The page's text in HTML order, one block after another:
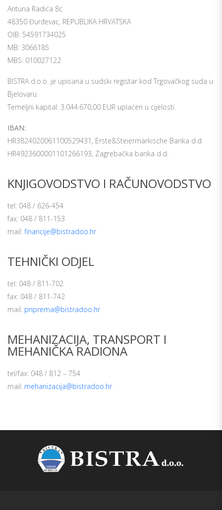
Antuna Radića 8c
48350 Đurđevac, REPUBLIKA HRVATSKA
OIB: 54591734025
MB: 3066185
MBS: 010027122
BISTRA d.o.o. je upisana u sudski registar kod Trgovačkog suda u
Bjelovaru.
Temeljni kapital: 3.044.670,00 EUR uplaćen u cijelosti.
IBAN:
HR3824020061100529431, Erste&Steiermärkische Banka d.d.
HR4923600001101266193, Zagrebačka banka d.d.
KNJIGOVODSTVO I RAČUNOVODSTVO
tel: 048 / 626-454
fax: 048 / 811-153
mail: financije@bistradoo.hr
TEHNIČKI ODJEL
tel: 048 / 811-702
fax: 048 / 811-742
mail: priprema@bistradoo.hr
MEHANIZACIJA, TRANSPORT I
MEHANIČKA RADIONA
tel/fax: 048 / 812 – 754
mail: mehanizacija@bistradoo.hr